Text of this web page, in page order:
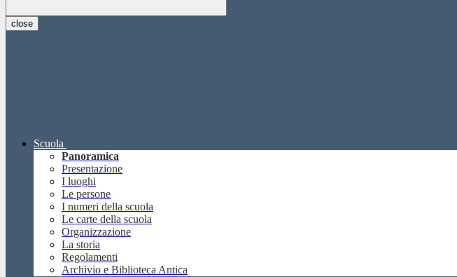
close
Scuola
Panoramica
Presentazione
I luoghi
Le persone
I numeri della scuola
Le carte della scuola
Organizzazione
La storia
Regolamenti
Archivio e Biblioteca Antica